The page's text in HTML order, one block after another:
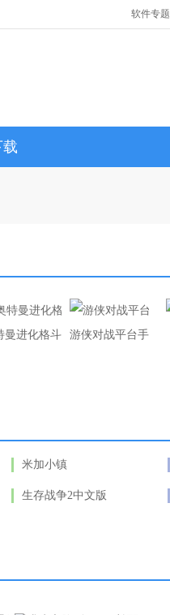
软件专题
版）
曼进化格斗0（人物皮肤美化包）
游侠对战平台手机版
米加小镇
生存战争2中文版